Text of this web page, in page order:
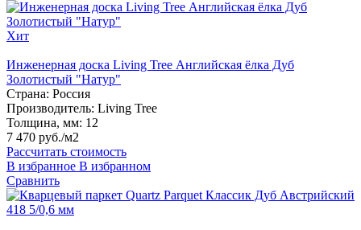
Хит
Инженерная доска Living Tree Английская ёлка Дуб
Золотистый "Натур"
Страна: Россия
Производитель: Living Tree
Толщина, мм: 12
7 470 руб./м2
Рассчитать стоимость
В избранное В избранном
Сравнить